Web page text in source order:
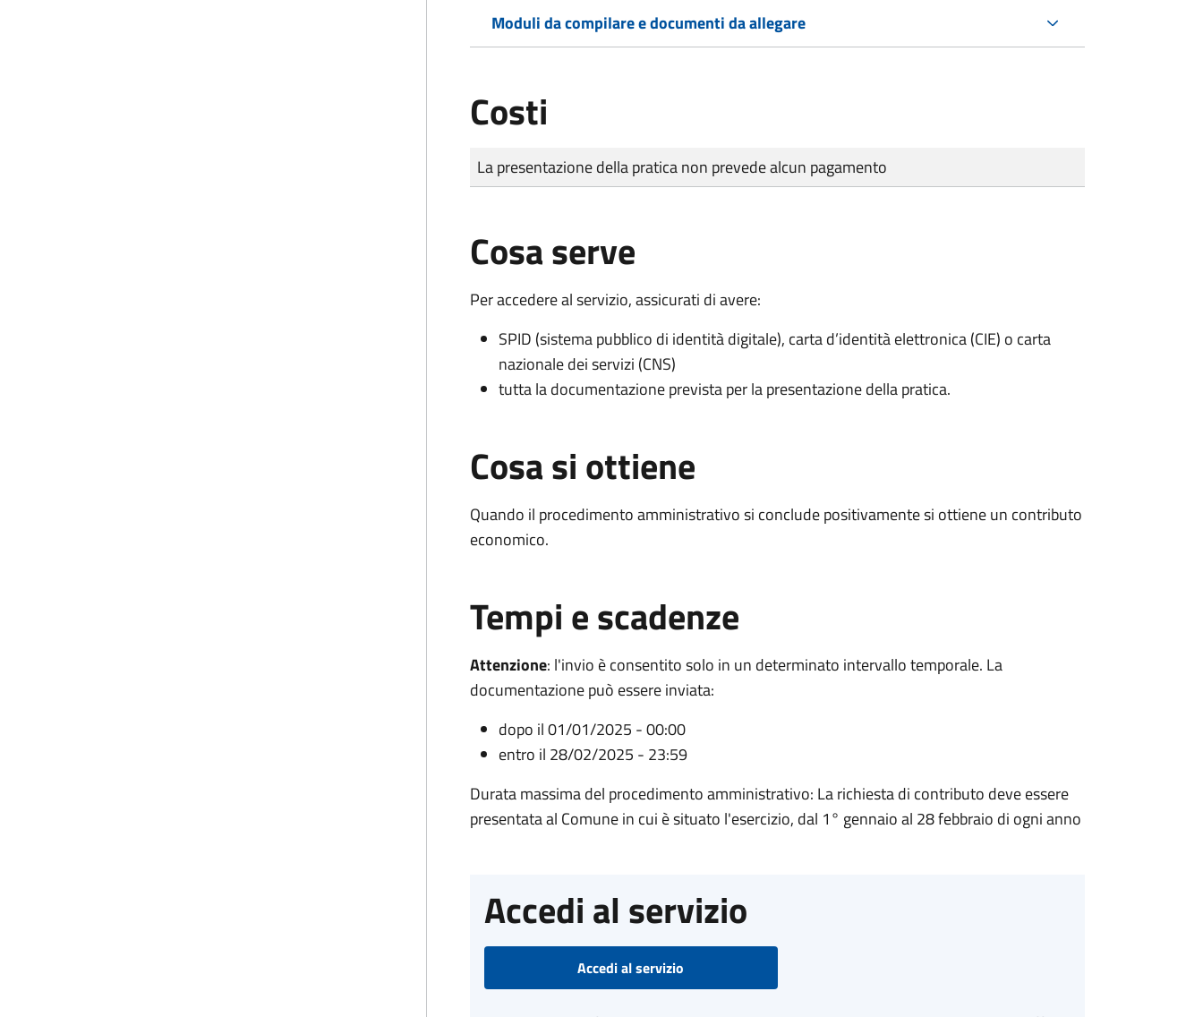
Moduli da compilare e documenti da allegare
Costi
Tipo di pagamento
Importo
La presentazione della pratica non prevede alcun pagamento
Cosa serve
Per accedere al servizio, assicurati di avere:
SPID (sistema pubblico di identità digitale), carta d’identità elettronica (CIE) o carta
nazionale dei servizi (CNS)
tutta la documentazione prevista per la presentazione della pratica.
Cosa si ottiene
Quando il procedimento amministrativo si conclude positivamente si ottiene un contributo
economico.
Tempi e scadenze
Attenzione: l'invio è consentito solo in un determinato intervallo temporale. La
documentazione può essere inviata:
dopo il 01/01/2025 - 00:00
entro il 28/02/2025 - 23:59
Durata massima del procedimento amministrativo: La richiesta di contributo deve essere
presentata al Comune in cui è situato l'esercizio, dal 1° gennaio al 28 febbraio di ogni anno
Accedi al servizio
Accedi al servizio